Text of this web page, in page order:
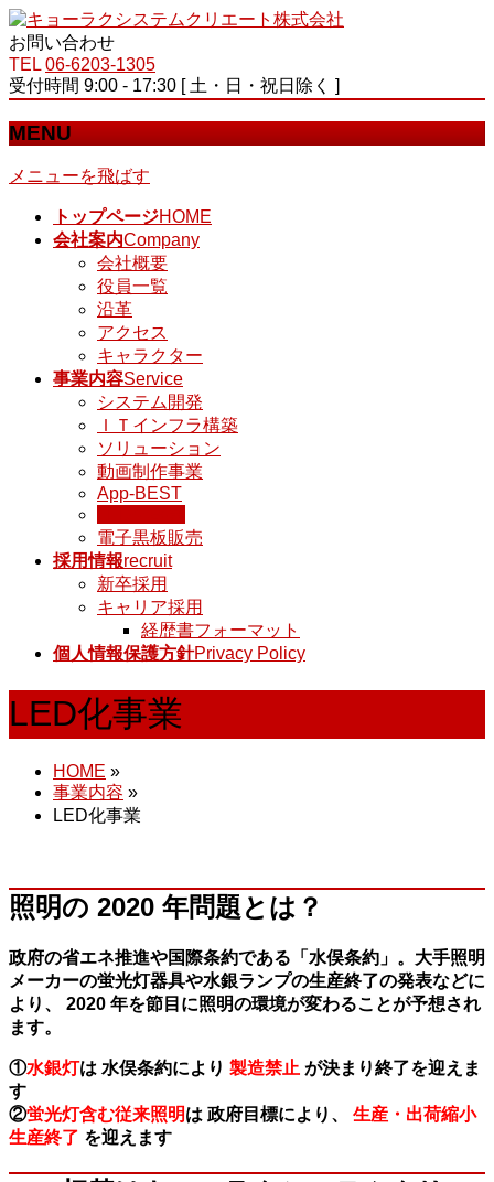
お問い合わせ
TEL 06-6203-1305
受付時間 9:00 - 17:30 [ 土・日・祝日除く ]
MENU
メニューを飛ばす
トップページHOME
会社案内Company
会社概要
役員一覧
沿革
アクセス
キャラクター
事業内容Service
システム開発
ＩＴインフラ構築
ソリューション
動画制作事業
App-BEST
電子黒板販売
採用情報recruit
新卒採用
キャリア採用
経歴書フォーマット
個人情報保護方針Privacy Policy
LED化事業
HOME »
事業内容 »
LED化事業
照明の 2020 年問題とは？
政府の省エネ推進や国際条約である「水俣条約」。大手照明
メーカーの蛍光灯器具や水銀ランプの生産終了の発表などに
より、 2020 年を節目に照明の環境が変わることが予想され
ます。
①水銀灯は 水俣条約により 製造禁止 が決まり終了を迎えま
す
②蛍光灯含む従来照明は 政府目標により、 生産・出荷縮小
生産終了 を迎えます